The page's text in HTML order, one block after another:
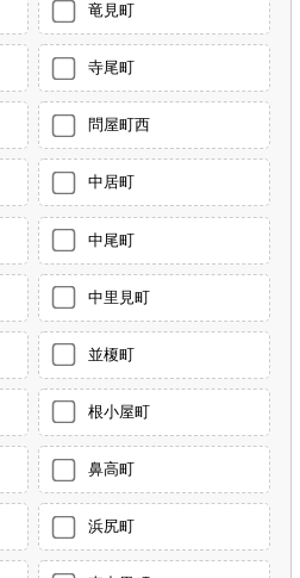
竜見町
寺尾町
問屋町西
中居町
中尾町
中里見町
並榎町
根小屋町
鼻高町
浜尻町